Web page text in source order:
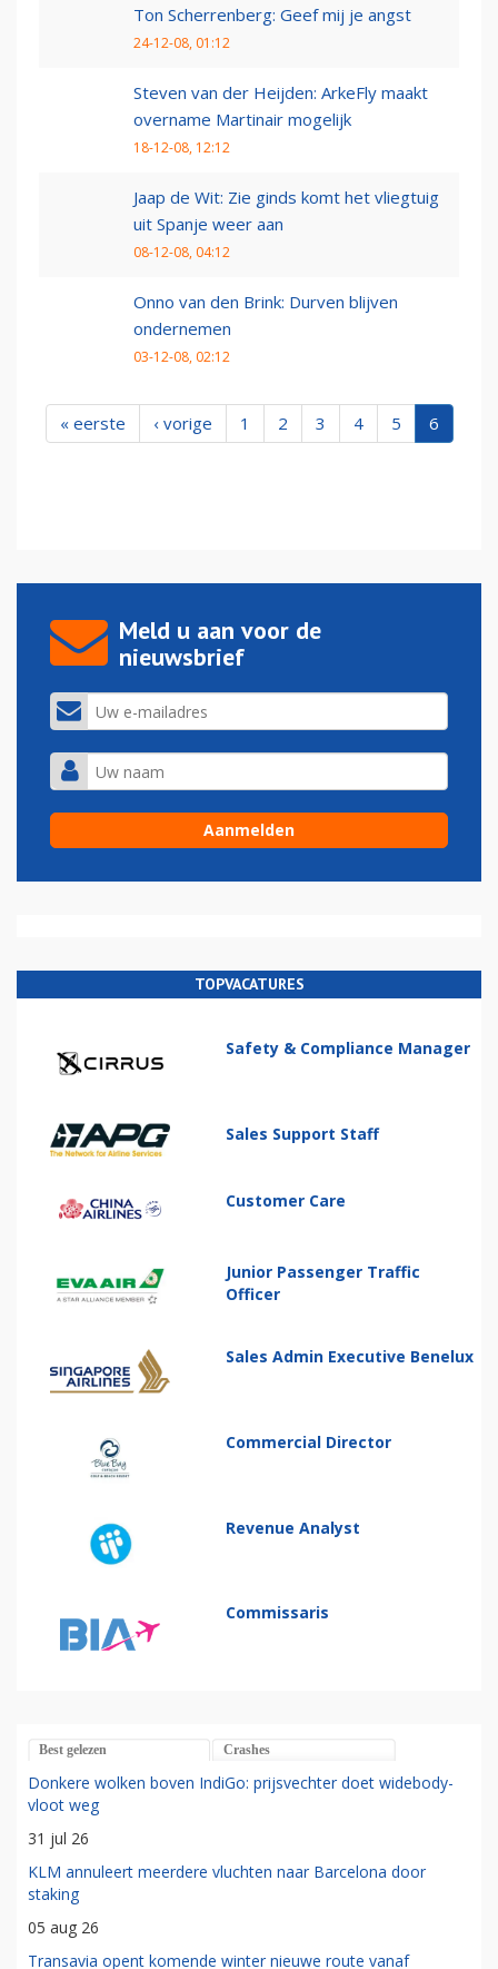
Ton Scherrenberg: Geef mij je angst
24-12-08, 01:12
Steven van der Heijden: ArkeFly maakt
overname Martinair mogelijk
18-12-08, 12:12
Jaap de Wit: Zie ginds komt het vliegtuig
uit Spanje weer aan
08-12-08, 04:12
Onno van den Brink: Durven blijven
ondernemen
03-12-08, 02:12
« eerste ‹ vorige 1 2 3 4 5 6
Meld u aan voor de
nieuwsbrief
TOPVACATURES
Safety & Compliance Manager
Sales Support Staff
Customer Care
Junior Passenger Traffic
Officer
Sales Admin Executive Benelux
Commercial Director
Revenue Analyst
Commissaris
Best gelezen Crashes
Donkere wolken boven IndiGo: prijsvechter doet widebody-
vloot weg
31 jul 26
KLM annuleert meerdere vluchten naar Barcelona door
staking
05 aug 26
Transavia opent komende winter nieuwe route vanaf